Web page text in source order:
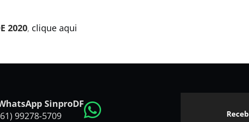
2020, clique aqui
SinproDF
99278-5709